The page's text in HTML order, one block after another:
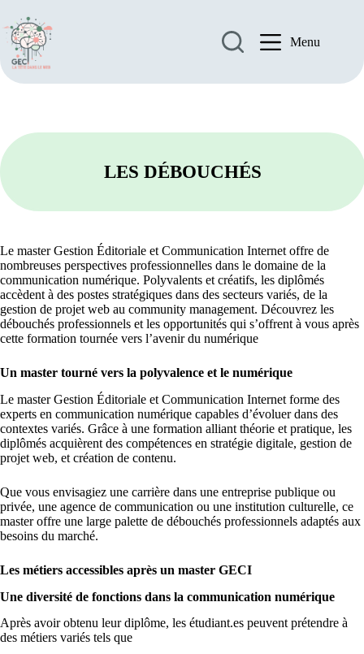
contenu
Menu
LES DÉBOUCHÉS
Le master Gestion Éditoriale et Communication Internet offre de
nombreuses perspectives professionnelles dans le domaine de la
communication numérique. Polyvalents et créatifs, les diplômés
accèdent à des postes stratégiques dans des secteurs variés, de la
gestion de projet web au community management. Découvrez les
débouchés professionnels et les opportunités qui s’offrent à vous après
cette formation tournée vers l’avenir du numérique
Un master tourné vers la polyvalence et le numérique
Le master Gestion Éditoriale et Communication Internet forme des
experts en communication numérique capables d’évoluer dans des
contextes variés. Grâce à une formation alliant théorie et pratique, les
diplômés acquièrent des compétences en stratégie digitale, gestion de
projet web, et création de contenu.
Que vous envisagiez une carrière dans une entreprise publique ou
privée, une agence de communication ou une institution culturelle, ce
master offre une large palette de débouchés professionnels adaptés aux
besoins du marché.
Les métiers accessibles après un master GECI
Une diversité de fonctions dans la communication numérique
Après avoir obtenu leur diplôme, les étudiant.es peuvent prétendre à
des métiers variés tels que